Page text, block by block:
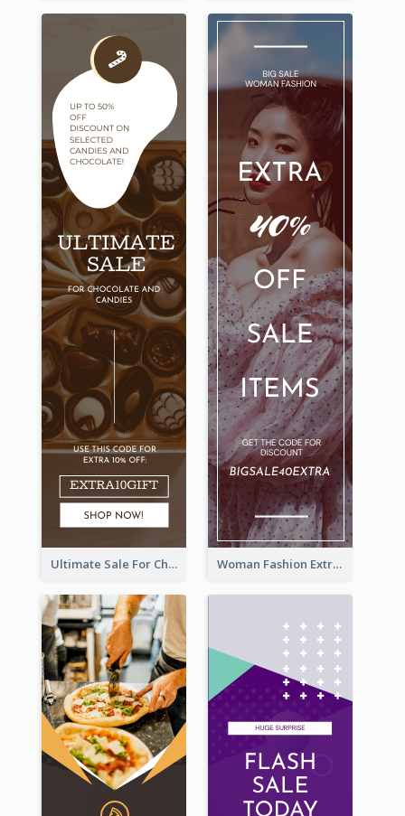
Ultimate Sale For Chocolate And Candies Wide Skyscraper Banner Woman Fashion Extra Sale Wide Skyscraper Banner